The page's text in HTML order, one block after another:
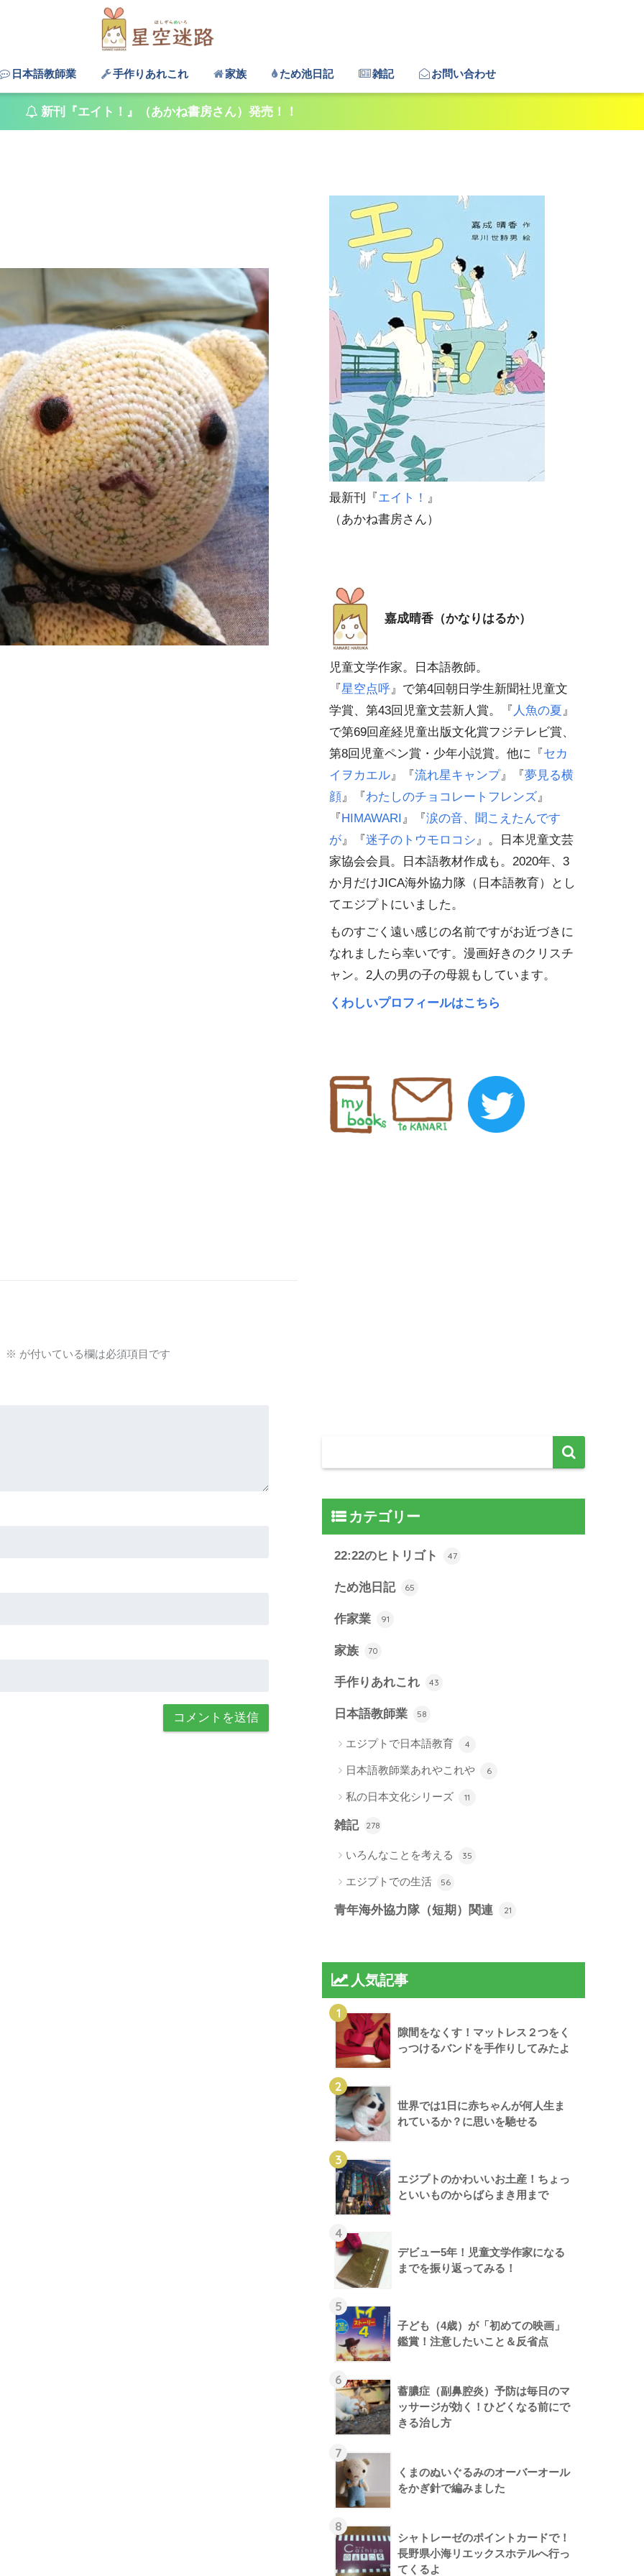
日本語教師業 手作りあれこれ 家族 ため池日記 雑記 お問い合わせ
新刊『エイト！』（あかね書房さん）発売！！
※ が付いている欄は必須項目です
最新刊『エイト！ 』
（あかね書房さん）
嘉成晴香（かなりはるか）
児童文学作家。日本語教師。
『星空点呼』で第4回朝日学生新聞社児童文
学賞、第43回児童文芸新人賞。『 人魚の夏』
で第69回産経児童出版文化賞フジテレビ賞、
第8回児童ペン賞・少年小説賞。他に『セカ
イヲカエル』『流れ星キャンプ』『夢見る横
顔』『わたしのチョコレートフレンズ』
『HIMAWARI』『涙の音、聞こえたんです
が』『迷子のトウモロコシ』。日本児童文芸
家協会会員。日本語教材作成も。2020年、3
か月だけJICA海外協力隊（日本語教育）とし
てエジプトにいました。
ものすごく遠い感じの名前ですがお近づきに
なれましたら幸いです。漫画好きのクリスチ
ャン。2人の男の子の母親もしています。
くわしいプロフィールはこちら
カテゴリー
22:22のヒトリゴト 47
ため池日記 65
作家業 91
家族 70
手作りあれこれ 43
日本語教師業 58
エジプトで日本語教育 4
日本語教師業あれやこれや 6
私の日本文化シリーズ 11
雑記 278
いろんなことを考える 35
エジプトでの生活 56
青年海外協力隊（短期）関連 21
人気記事
1
隙間をなくす！マットレス２つをく
っつけるバンドを手作りしてみたよ
2
世界では1日に赤ちゃんが何人生ま
れているか？に思いを馳せる
3
エジプトのかわいいお土産！ちょっ
といいものからばらまき用まで
4
デビュー5年！児童文学作家になる
までを振り返ってみる！
5
子ども（4歳）が「初めての映画」
鑑賞！注意したいこと＆反省点
6
蓄膿症（副鼻腔炎）予防は毎日のマ
ッサージが効く！ひどくなる前にで
きる治し方
7
くまのぬいぐるみのオーバーオール
をかぎ針で編みました
8
シャトレーゼのポイントカードで！
長野県小海リエックスホテルへ行っ
てくるよ